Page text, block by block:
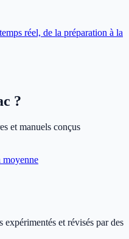
réel, de la préparation à la
?
et manuels conçus
moyenne
expérimentés et révisés par des